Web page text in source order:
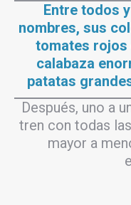
Entre todos
nombres, sus
tomates rojos
calabaza
patatas
Después, uno a
tren con todas
mayor a